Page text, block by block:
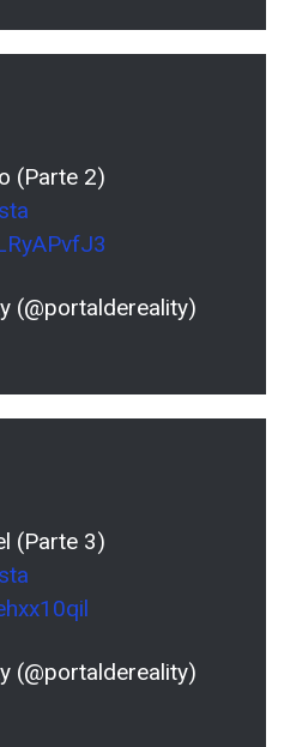
(Parte 2)
(@portaldereality)
(Parte 3)
(@portaldereality)